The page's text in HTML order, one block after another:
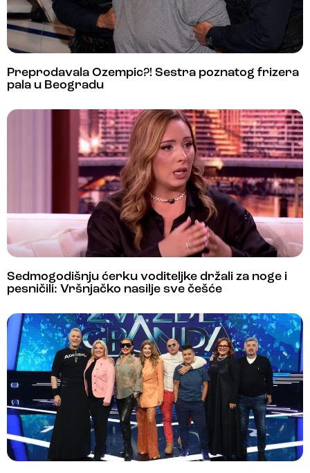
Preprodavala Ozempic?! Sestra poznatog frizera
pala u Beogradu
Sedmogodišnju ćerku voditeljke držali za noge i
pesničili: Vršnjačko nasilje sve češće